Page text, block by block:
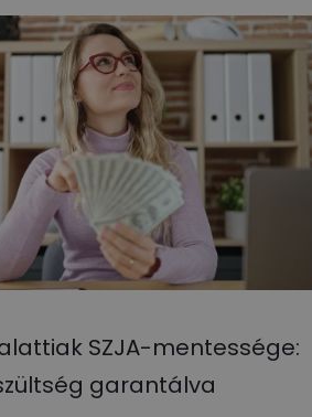
SZJA-mentessége:
garantálva